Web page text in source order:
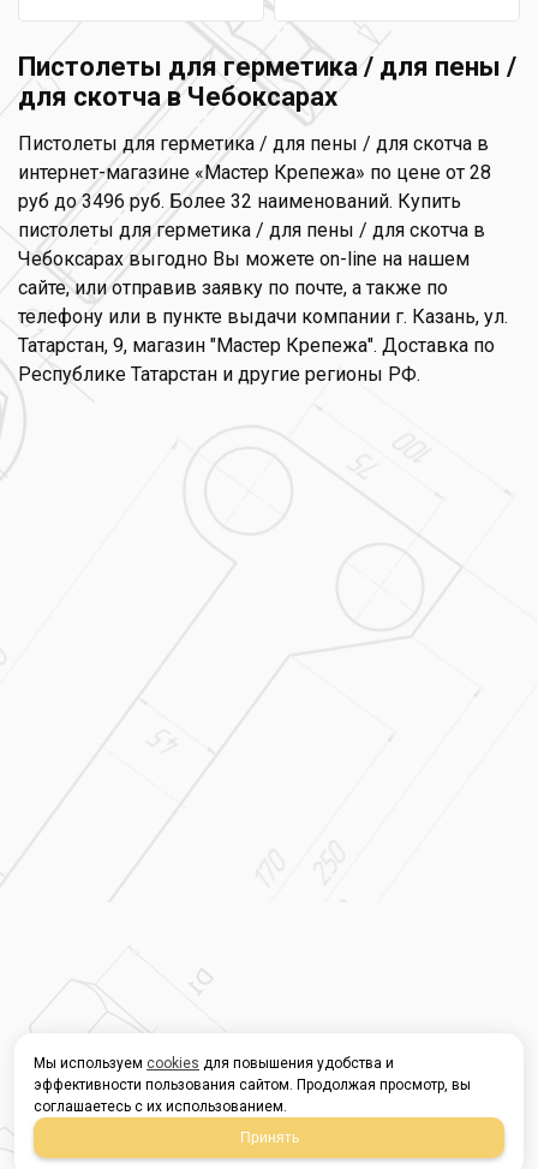
Пистолеты для герметика / для пены /
для скотча в Чебоксарах
Пистолеты для герметика / для пены / для скотча в
интернет-магазине «Мастер Крепежа» по цене от 28
руб до 3496 руб. Более 32 наименований. Купить
пистолеты для герметика / для пены / для скотча в
Чебоксарах выгодно Вы можете on-line на нашем
сайте, или отправив заявку по почте, а также по
телефону или в пункте выдачи компании г. Казань, ул.
Татарстан, 9, магазин "Мастер Крепежа". Доставка по
Республике Татарстан и другие регионы РФ.
Мы используем cookies для повышения удобства и
эффективности пользования сайтом. Продолжая просмотр, вы
соглашаетесь с их использованием.
Принять